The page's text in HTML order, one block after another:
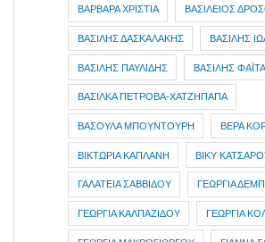
ΒΑΡΒΑΡΑ ΧΡΙΣΤΙΑ ΒΑΣΙΛΕΙΟΣ
ΒΑΣΙΛΗΣ ΔΑΣΚΑΛΑΚΗΣ ΒΑΣΙΛΗΣ
ΒΑΣΙΛΗΣ ΠΑΥΛΙΔΗΣ ΒΑΣΙΛΗΣ
ΒΑΣΙΛΚΑ ΠΕΤΡΟΒΑ-ΧΑΤΖΗΠΑΠΑ
ΒΑΣΟΥΛΑ ΜΠΟΥΝΤΟΥΡΗ ΒΕΡΑ
ΒΙΚΤΩΡΙΑ ΚΑΠΛΑΝΗ ΒΙΚΥ
ΓΑΛΑΤΕΙΑ ΣΑΒΒΙΔΟΥ ΓΕΩΡΓΙΑ
ΓΕΩΡΓΙΑ ΚΑΛΠΑΖΙΔΟΥ ΓΕΩΡΓΙΑ